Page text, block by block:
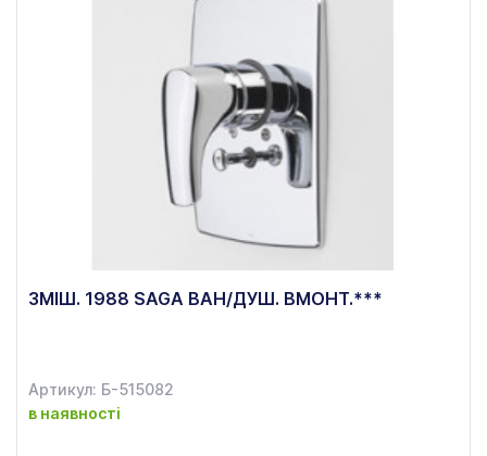
ЗМІШ. 1988 SAGA ВАН/ДУШ. ВМОНТ.***
Артикул: Б-515082
в наявності